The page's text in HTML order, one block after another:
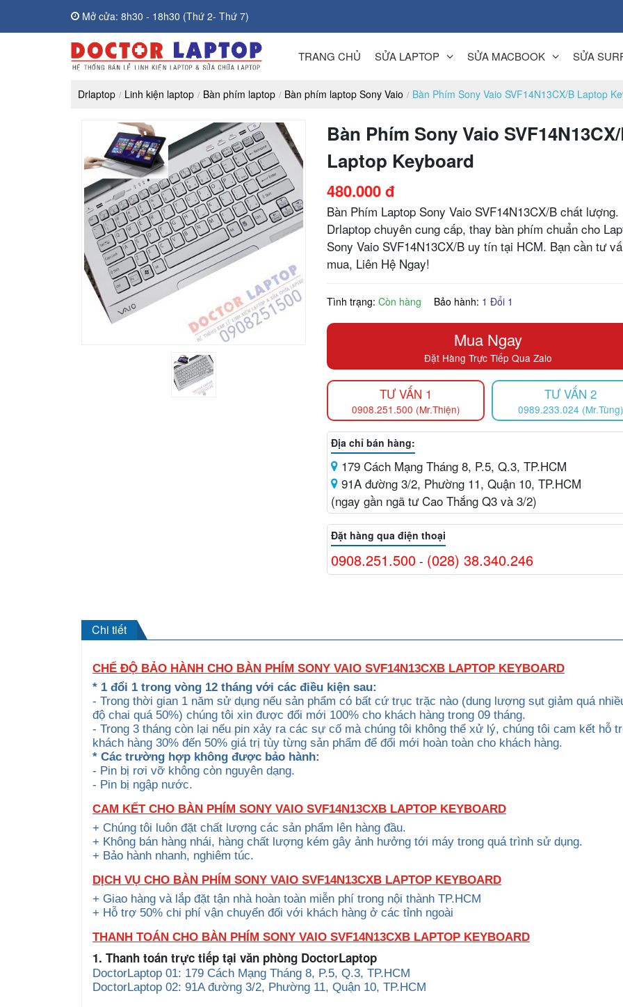
Mở cửa: 8h30 - 18h30 (Thứ 2- Thứ 7)
TRANG CHỦ SỬA LAPTOP SỬA MACBOOK SỬA
Drlaptop Linh kiện laptop Bàn phím laptop Bàn phím laptop Sony Vaio Bàn Phím Sony Vaio SVF14N13CX/B Laptop
Bàn Phím Sony Vaio
Laptop Keyboard
480.000 đ
Bàn Phím Laptop Sony Vaio SVF14N13CX/B chất lượng.
Drlaptop chuyên cung cấp, thay bàn phím chuẩn cho
Sony Vaio SVF14N13CX/B uy tín tại HCM. Bạn cần tư
mua, Liên Hệ Ngay!
Tình trạng:Còn hàng Bảo hành: 1 Đổi 1
Mua Ngay
Đặt Hàng Trực Tiếp Qua Zalo
TƯ VẤN 1
0908.251.500 (Mr.Thiện)
TƯ VẤN 2
0989.233.024 (Mr.Tùng)
Địa chỉ bán hàng:
179 Cách Mạng Tháng 8, P.5, Q.3, TP.HCM
91A đường 3/2, Phường 11, Quận 10, TP.HCM
(ngay gần ngã tư Cao Thắng Q3 và 3/2)
Đặt hàng qua điện thoại
0908.251.500 - (028) 38.340.246
Chi tiết
CHẾ ĐỘ BẢO HÀNH CHO BÀN PHÍM SONY VAIO SVF14N13CXB LAPTOP KEYBOARD
* 1 đổi 1 trong vòng 12 tháng với các điều kiện sau:
- Trong thời gian 1 năm sử dụng nếu sản phẩm có bất cứ trục trặc nào (dung lượng sụt giảm quá
độ chai quá 50%) chúng tôi xin được đổi mới 100% cho khách hàng trong 09 tháng.
- Trong 3 tháng còn lại nếu pin xảy ra các sự cố mà chúng tôi không thể xử lý, chúng tôi cam kết hỗ
khách hàng 30% đến 50% giá trị tùy từng sản phẩm để đổi mới hoàn toàn cho khách hàng.
* Các trường hợp không được bảo hành:
- Pin bị rơi vỡ không còn nguyên dạng.
- Pin bị ngập nước.
CAM KẾT CHO BÀN PHÍM SONY VAIO SVF14N13CXB LAPTOP KEYBOARD
+ Chúng tôi luôn đặt chất lượng các sản phẩm lên hàng đầu.
+ Không bán hàng nhái, hàng chất lượng kém gây ảnh hưởng tới máy trong quá trình sử dụng.
+ Bảo hành nhanh, nghiêm túc.
DỊCH VỤ CHO BÀN PHÍM SONY VAIO SVF14N13CXB LAPTOP KEYBOARD
+ Giao hàng và lắp đặt tận nhà hoàn toàn miễn phí trong nội thành TP.HCM
+ Hỗ trợ 50% chi phí vận chuyển đối với khách hàng ở các tỉnh ngoài
THANH TOÁN CHO BÀN PHÍM SONY VAIO SVF14N13CXB LAPTOP KEYBOARD
1. Thanh toán trực tiếp tại văn phòng DoctorLaptop
DoctorLaptop 01: 179 Cách Mạng Tháng 8, P.5, Q.3, TP.HCM
DoctorLaptop 02: 91A đường 3/2, Phường 11, Quận 10, TP.HCM